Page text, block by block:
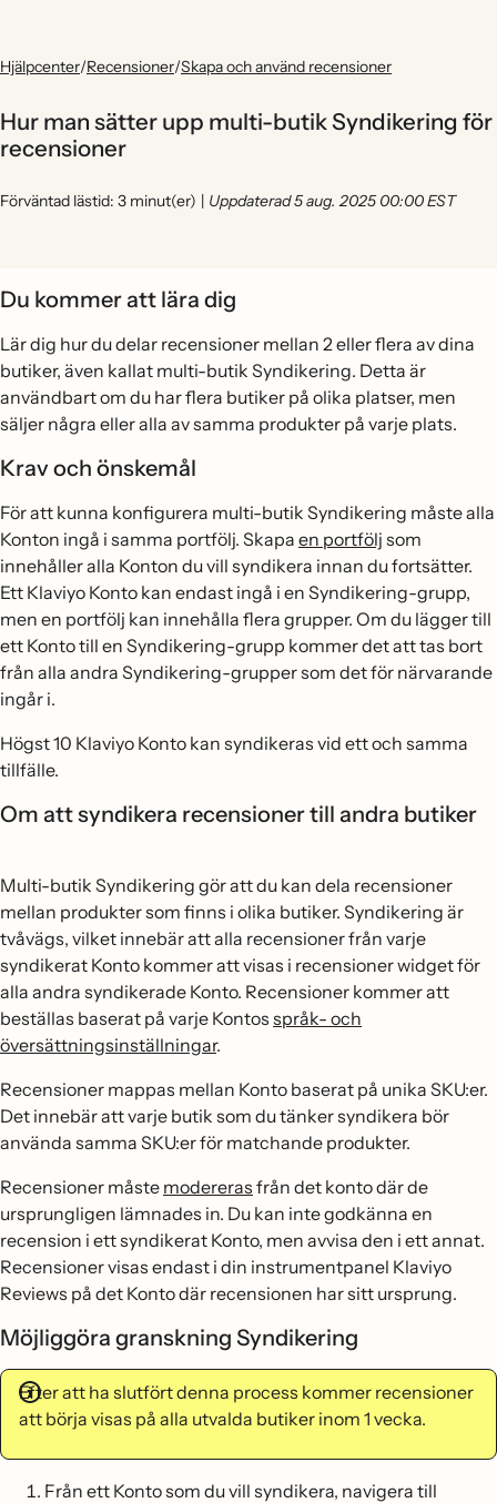
Hjälpcenter/Recensioner/Skapa och använd recensioner
Hur man sätter upp multi-butik Syndikering för
recensioner
Förväntad lästid: 3 minut(er) | Uppdaterad 5 aug. 2025 00:00 EST
Du kommer att lära dig
Lär dig hur du delar recensioner mellan 2 eller flera av dina
butiker, även kallat multi-butik Syndikering. Detta är
användbart om du har flera butiker på olika platser, men
säljer några eller alla av samma produkter på varje plats.
Krav och önskemål
För att kunna konfigurera multi-butik Syndikering måste alla
Konton ingå i samma portfölj. Skapa en portfölj som
innehåller alla Konton du vill syndikera innan du fortsätter.
Ett Klaviyo Konto kan endast ingå i en Syndikering-grupp,
men en portfölj kan innehålla flera grupper. Om du lägger till
ett Konto till en Syndikering-grupp kommer det att tas bort
från alla andra Syndikering-grupper som det för närvarande
ingår i.
Högst 10 Klaviyo Konto kan syndikeras vid ett och samma
tillfälle.
Om att syndikera recensioner till andra butiker
Multi-butik Syndikering gör att du kan dela recensioner
mellan produkter som finns i olika butiker. Syndikering är
tvåvägs, vilket innebär att alla recensioner från varje
syndikerat Konto kommer att visas i recensioner widget för
alla andra syndikerade Konto. Recensioner kommer att
beställas baserat på varje Kontos språk- och
översättningsinställningar.
Recensioner mappas mellan Konto baserat på unika SKU:er.
Det innebär att varje butik som du tänker syndikera bör
använda samma SKU:er för matchande produkter.
Recensioner måste modereras från det konto där de
ursprungligen lämnades in. Du kan inte godkänna en
recension i ett syndikerat Konto, men avvisa den i ett annat.
Recensioner visas endast i din instrumentpanel Klaviyo
Reviews på det Konto där recensionen har sitt ursprung.
Möjliggöra granskning Syndikering
Efter att ha slutfört denna process kommer recensioner
att börja visas på alla utvalda butiker inom 1 vecka.
Från ett Konto som du vill syndikera, navigera till